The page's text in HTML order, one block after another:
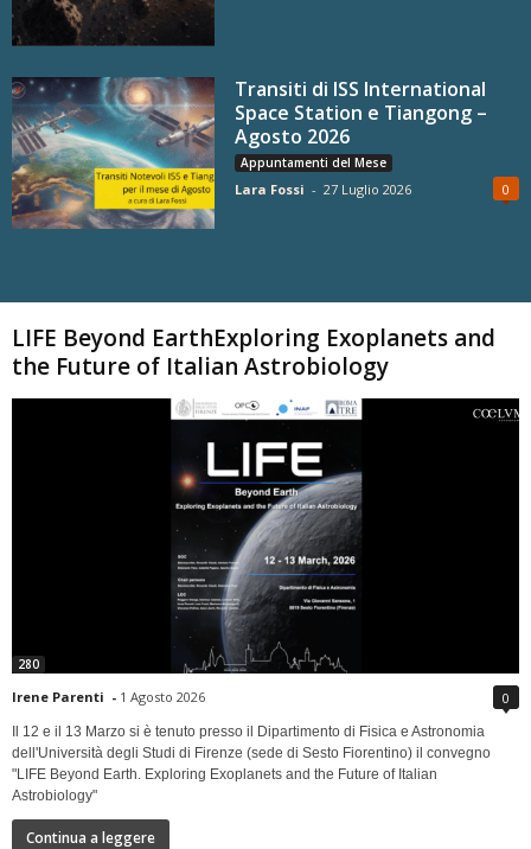
Transiti di ISS International
Space Station e Tiangong –
Agosto 2026
Appuntamenti del Mese
Lara Fossi - 27 Luglio 2026 0
LIFE Beyond EarthExploring Exoplanets and
the Future of Italian Astrobiology
280
Irene Parenti - 1 Agosto 2026 0
Il 12 e il 13 Marzo si è tenuto presso il Dipartimento di Fisica e Astronomia
dell'Università degli Studi di Firenze (sede di Sesto Fiorentino) il convegno
"LIFE Beyond Earth. Exploring Exoplanets and the Future of Italian
Astrobiology"
Continua a leggere